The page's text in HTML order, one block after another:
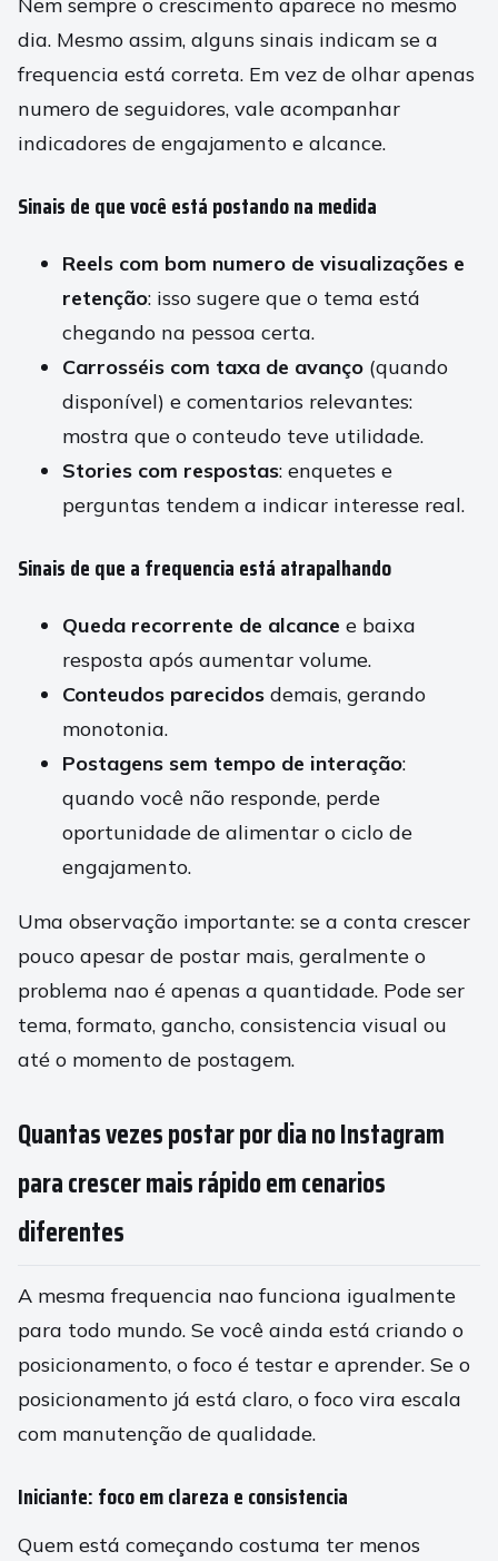
Nem sempre o crescimento aparece no mesmo
dia. Mesmo assim, alguns sinais indicam se a
frequencia está correta. Em vez de olhar apenas
numero de seguidores, vale acompanhar
indicadores de engajamento e alcance.
Sinais de que você está postando na medida
Reels com bom numero de visualizações e
retenção: isso sugere que o tema está
chegando na pessoa certa.
Carrosséis com taxa de avanço (quando
disponível) e comentarios relevantes:
mostra que o conteudo teve utilidade.
Stories com respostas: enquetes e
perguntas tendem a indicar interesse real.
Sinais de que a frequencia está atrapalhando
Queda recorrente de alcance e baixa
resposta após aumentar volume.
Conteudos parecidos demais, gerando
monotonia.
Postagens sem tempo de interação:
quando você não responde, perde
oportunidade de alimentar o ciclo de
engajamento.
Uma observação importante: se a conta crescer
pouco apesar de postar mais, geralmente o
problema nao é apenas a quantidade. Pode ser
tema, formato, gancho, consistencia visual ou
até o momento de postagem.
Quantas vezes postar por dia no Instagram
para crescer mais rápido em cenarios
diferentes
A mesma frequencia nao funciona igualmente
para todo mundo. Se você ainda está criando o
posicionamento, o foco é testar e aprender. Se o
posicionamento já está claro, o foco vira escala
com manutenção de qualidade.
Iniciante: foco em clareza e consistencia
Quem está começando costuma ter menos